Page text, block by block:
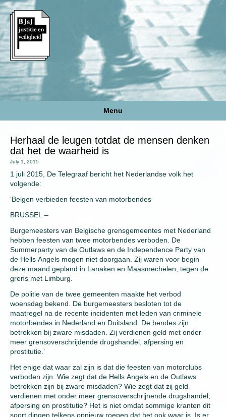
Menu
Herhaal de leugen totdat de mensen denken
dat het de waarheid is
July 1, 2015
1 juli 2015, De Telegraaf bericht het Nederlandse volk het
volgende:
‘Belgen verbieden feesten van motorbendes
BRUSSEL –
Burgemeesters van Belgische grensgemeentes met Nederland
hebben feesten van twee motorbendes verboden. De
Summerparty van de Outlaws en de Independence Party van
de Hells Angels mogen niet doorgaan. Zij waren voor begin
deze maand gepland in Lanaken en Maasmechelen, tegen de
grens met Limburg.
De politie van de twee gemeenten maakte het verbod
woensdag bekend. De burgemeesters besloten tot de
maatregel na de recente incidenten met leden van criminele
motorbendes in Nederland en Duitsland. De bendes zijn
betrokken bij zware misdaden. Zij verdienen geld met onder
meer grensoverschrijdende drugshandel, afpersing en
prostitutie.’
Het enige dat waar zal zijn is dat die feesten van motorclubs
verboden zijn. Wie zegt dat de Hells Angels en de Outlaws
betrokken zijn bij zware misdaden? Wie zegt dat zij geld
verdienen met onder meer grensoverschrijnende drugshandel,
afpersing en prostitutie? Het is niet omdat sommige kranten dit
soort dingen telkens opnieuw roepen dat het ook waar is. Is er